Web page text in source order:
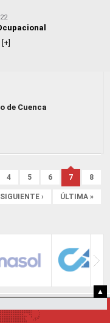
de Cuenca
4 5 6 7 8
SIGUIENTE › ÚLTIMA »
▲